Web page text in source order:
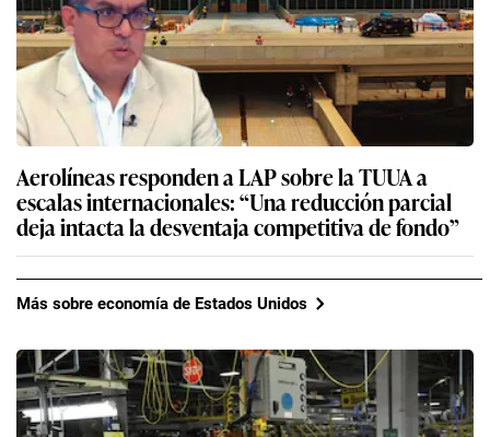
Aerolíneas responden a LAP sobre la TUUA a
escalas internacionales: “Una reducción parcial
deja intacta la desventaja competitiva de fondo”
Más sobre economía de Estados Unidos